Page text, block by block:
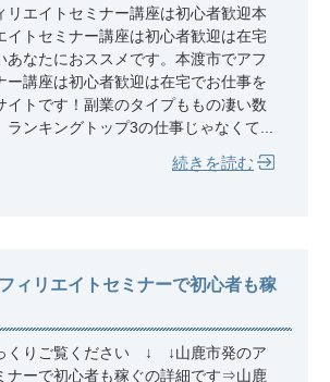
エイトセミナー講座は初心者歓迎本
イトセミナー講座は初心者歓迎は在宅
あなたにおススメです。本渡市でアフ
ー講座は初心者歓迎は在宅でお仕事を
イトです！副業のタイプももの凄い数
ランキングトップ3の仕事じゃなくて...
続きを読む
ィリエイトセミナーで初心者も稼
くりご覧ください ↓ ↓山鹿市発のア
ナーで初心者も稼ぐの詳細です⇒山鹿